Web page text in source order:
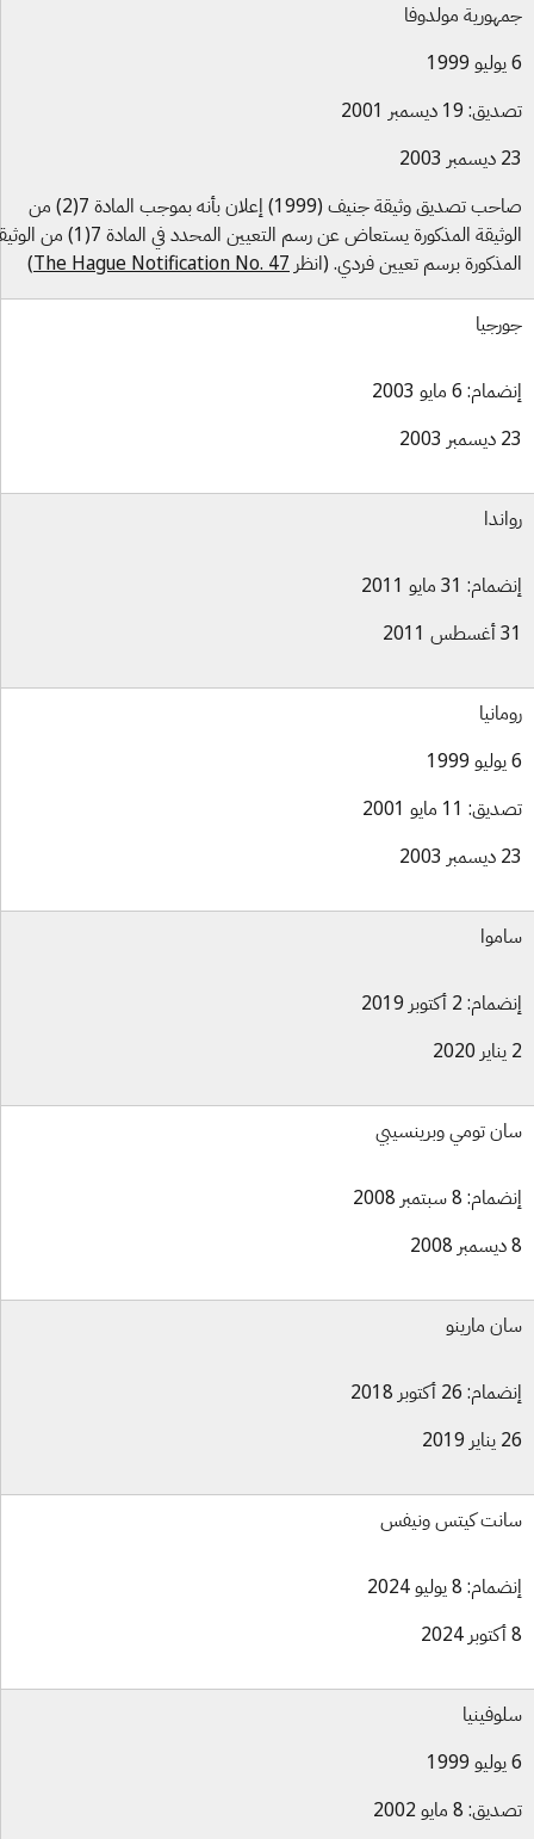
مولدوفا
19 ديسمبر 2001
صاحب تصديق وثيقة جنيف (1999) إعلان بأنه بموجب المادة 7(2) من
الوثيقة المذكورة يستعاض عن رسم التعيين المحدد في المادة 7(1) من الوثيقة
برسم تعيين فردي. (انظرThe Hague Notification No. 47
)
6 مايو 2003
31 مايو 2011
11 مايو 2001
2 أكتوبر 2019
تومي وبرينسيبي
8 سبتمبر 2008
مارينو
26 أكتوبر 2018
كيتس ونيفس
8 يوليو 2024
8 مايو 2002